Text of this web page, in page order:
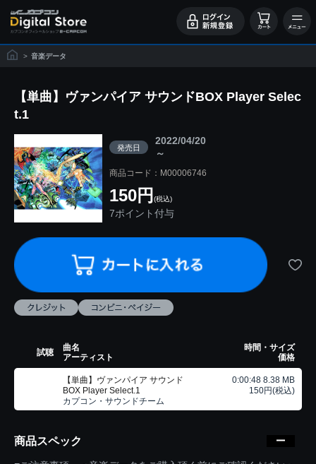
> 音楽データ
【単曲】ヴァンパイア サウンドBOX Player Selec
t.1
発売日
2022/04/20
～
商品コード：M00006746
150円 (税込)
7ポイント付与
試聴
曲名
アーティスト
時間・サイズ
価格
【単曲】ヴァンパイア サウンド
BOX Player Select.1
カプコン・サウンドチーム
0:00:48 8.38 MB
150円(税込)
商品スペック